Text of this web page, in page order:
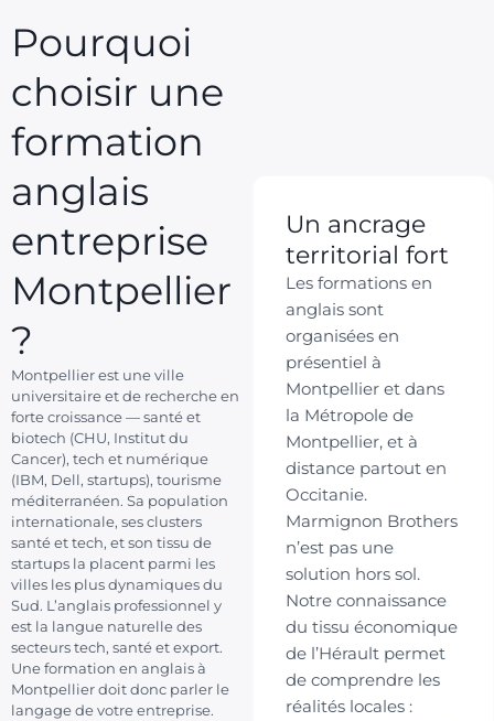
Pourquoi
choisir une
formation
anglais
entreprise
Montpellier
?
Montpellier est une ville
universitaire et de recherche en
forte croissance — santé et
biotech (CHU, Institut du
Cancer), tech et numérique
(IBM, Dell, startups), tourisme
méditerranéen. Sa population
internationale, ses clusters
santé et tech, et son tissu de
startups la placent parmi les
villes les plus dynamiques du
Sud. L’anglais professionnel y
est la langue naturelle des
secteurs tech, santé et export.
Une formation en anglais à
Montpellier doit donc parler le
langage de votre entreprise.
Un ancrage
territorial fort
Les formations en
anglais sont
organisées en
présentiel à
Montpellier et dans
la Métropole de
Montpellier, et à
distance partout en
Occitanie.
Marmignon Brothers
n’est pas une
solution hors sol.
Notre connaissance
du tissu économique
de l’Hérault permet
de comprendre les
réalités locales :